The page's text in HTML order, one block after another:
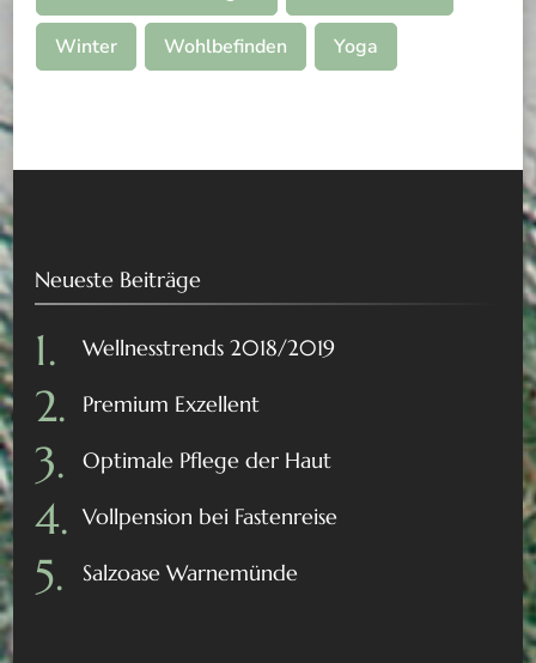
Winter Wohlbefinden Yoga
Neueste Beiträge
Wellnesstrends 2018/2019
Premium Exzellent
Optimale Pflege der Haut
Vollpension bei Fastenreise
Salzoase Warnemünde